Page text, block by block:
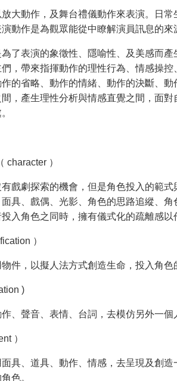
大動作，及舞台禮儀動作來表演。日
動作是為觀眾能從中瞭解演員訊息的來
了表演的象徵性、隱喻性、及美感而
，帶來指揮動作的理性行為、情感操
的省略、動作的情緒、動作的決斷、
，產生理性分析與情感直覺之間，面
（ character ）
戲劇探索的機會，但是角色投入的範
具、戲偶、光影、角色的思路追縱、
入角色之同時，擁有儀式化的疏離感以
）
件，以擬人法方式創造生命，投入角色
)
、聲音、表情、台詞，去模仿另外一個
）
具、道具、動作、情感，去呈現及創
色。